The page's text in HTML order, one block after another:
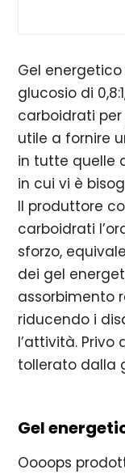
Gel
glucosio di
carboidrati
utile a fornire
in tutte quelle
in cui vi è
Il produttore
carboidrati
sforzo,
dei gel
assorbimento
riducendo i
l’attività. Privo
tollerato dalla
Gel
Oooops